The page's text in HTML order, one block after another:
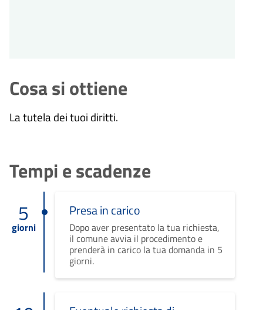
Cosa si ottiene
La tutela dei tuoi diritti.
Tempi e scadenze
5
giorni
Presa in carico
Dopo aver presentato la tua richiesta,
il comune avvia il procedimento e
prenderà in carico la tua domanda in 5
giorni.